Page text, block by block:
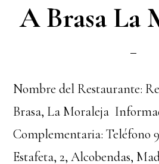
A Brasa La
Nombre del Restaurante:
Brasa, La Moraleja
Complementaria: Teléfono
Estafeta, 2, Alcobendas,